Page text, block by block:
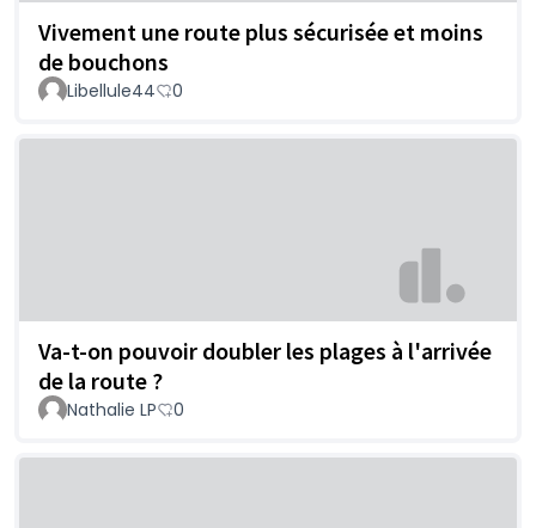
Vivement une route plus sécurisée et moins
de bouchons
Libellule44 0
Va-t-on pouvoir doubler les plages à l'arrivée
de la route ?
Nathalie LP 0